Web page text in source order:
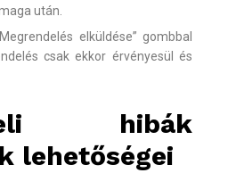
után.
elküldése” gombbal
csak ekkor érvényesül és
hibák
lehetőségei